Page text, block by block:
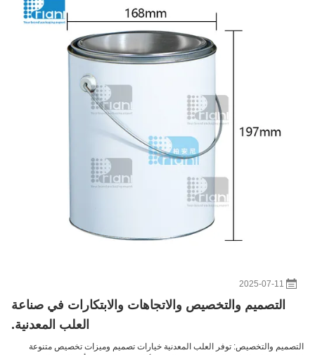
2025-07-11
التصميم والتخصيص والاتجاهات والابتكارات في صناعة
العلب المعدنية.
التصميم والتخصيص: توفر العلب المعدنية خيارات تصميم وميزات تخصيص متنوعة